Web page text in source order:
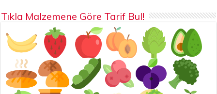
Tıkla Malzemene Göre Tarif Bul!